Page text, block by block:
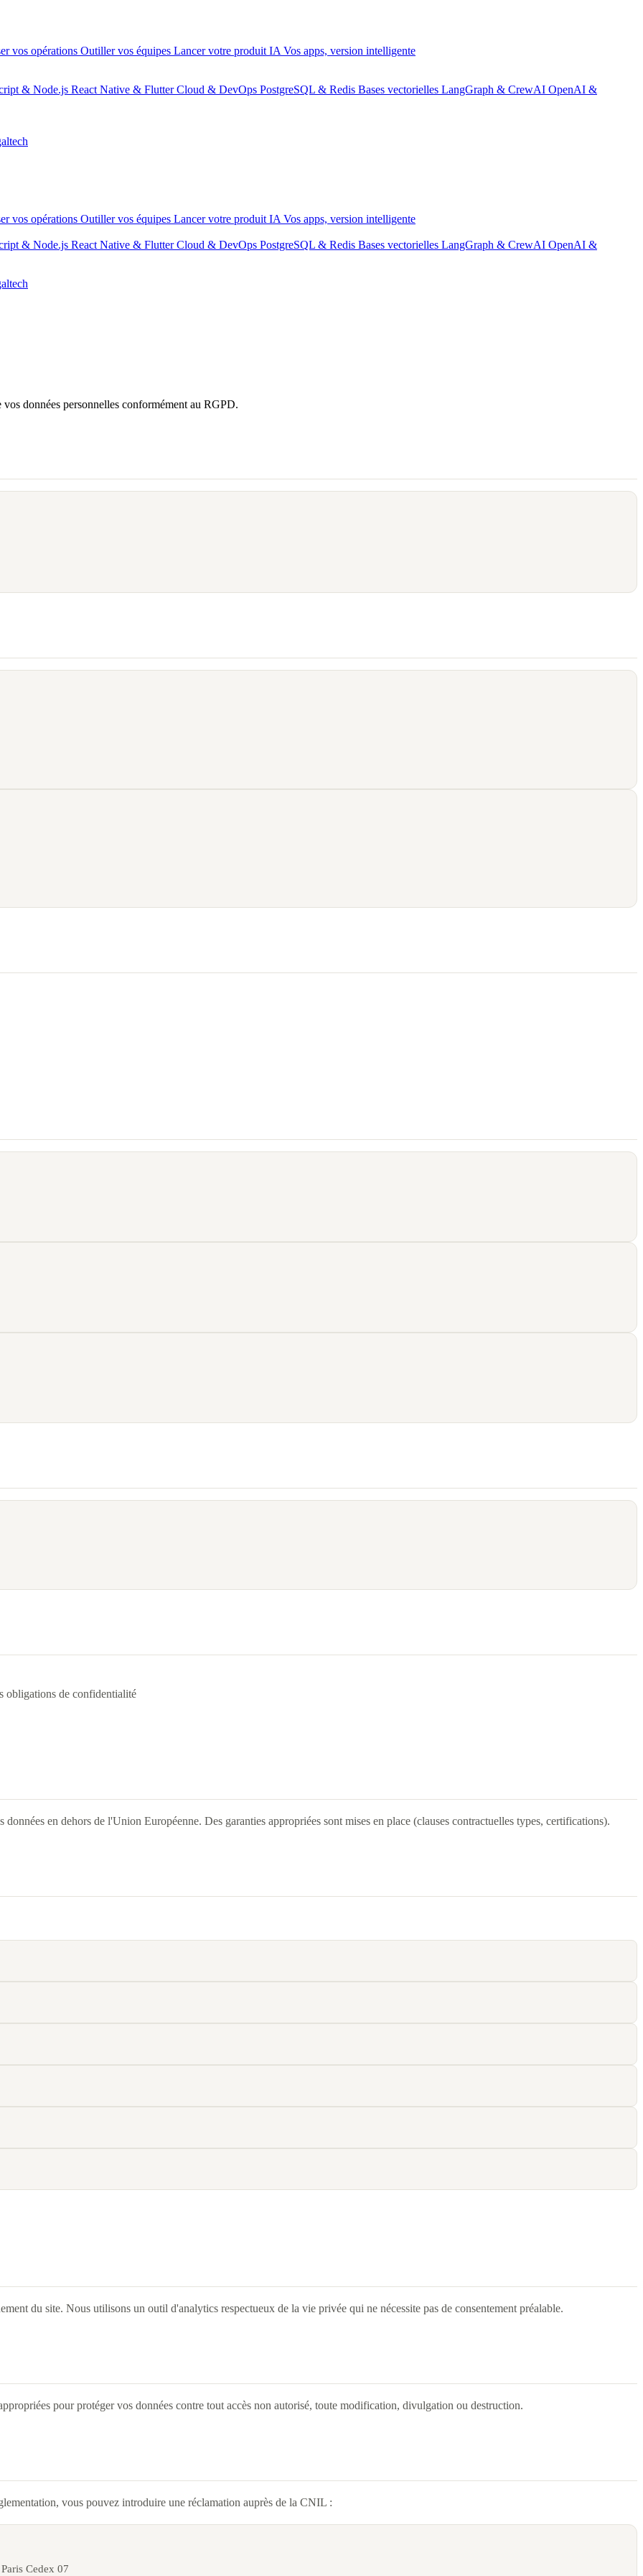
vos opérations Outiller vos équipes Lancer votre produit IA Vos apps, version intelligente
& Node.js React Native & FlutterCloud & DevOps PostgreSQL & Redis Bases vectorielles LangGraph & CrewAI OpenAI &
vos opérations Outiller vos équipes Lancer votre produit IA Vos apps, version intelligente
& Node.js React Native & FlutterCloud & DevOps PostgreSQL & Redis Bases vectorielles LangGraph & CrewAI OpenAI &
données personnelles conformément au RGPD.
obligations de confidentialité
en dehors de l'Union Européenne. Des garanties appropriées sont mises en place (clauses contractuelles types, certifications).
du site. Nous utilisons un outil d'analytics respectueux de la vie privée qui ne nécessite pas de consentement préalable.
pour protéger vos données contre tout accès non autorisé, toute modification, divulgation ou destruction.
vous pouvez introduire une réclamation auprès de la CNIL :
Cedex 07